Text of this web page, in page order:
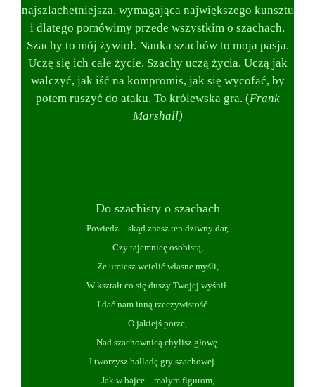
najszlachetniejsza, wymagająca największego kunsztu
i dlatego pomówimy przede wszystkim o szachach.
Szachy to mój żywioł. Nauka szachów to moja pasja.
Uczę się ich całe życie. Szachy uczą życia. Uczą jak
walczyć, jak iść na kompromis, jak się wycofać, by
potem ruszyć do ataku. To królewska gra. (Frank
Marshall)
Do szachisty o szachach
Powiedz – skąd znasz ten dziwny dar,
Czy tajemnicę osobistą,
Że umiesz wcielić własne myśli,
W kształt co się duszy Twojej wyśnił.
I dać nam inną rzeczywistość …
O jakiejś porze,
Nad szachownicą chylisz głowę.
I tworzysz balladę gry szachowej …
Jak w bajce – małym figurom,